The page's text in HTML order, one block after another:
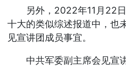
另外，2022年11月22日
十大的类似综述报道中，也
见宣讲团成员事宜。
中共军委副主席会见宣